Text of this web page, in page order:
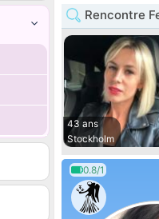
Rencontre
43 ans
Stockholm
0.8/1